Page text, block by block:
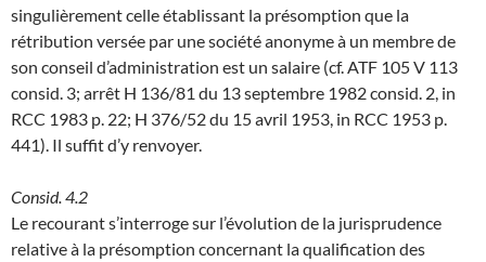
singulièrement celle établissant la présomption que la
rétribution versée par une société anonyme à un membre de
son conseil d’administration est un salaire (cf. ATF 105 V 113
consid. 3; arrêt H 136/81 du 13 septembre 1982 consid. 2, in
RCC 1983 p. 22; H 376/52 du 15 avril 1953, in RCC 1953 p.
441). Il suffit d’y renvoyer.
Consid. 4.2
Le recourant s’interroge sur l’évolution de la jurisprudence
relative à la présomption concernant la qualification des